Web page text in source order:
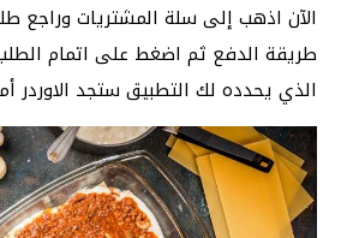
الآن اذهب إلى سلة المشتريات وراجع
طريقة الدفع ثم اضغط على اتمام
الذي يحدده لك التطبيق ستجد الاوردر